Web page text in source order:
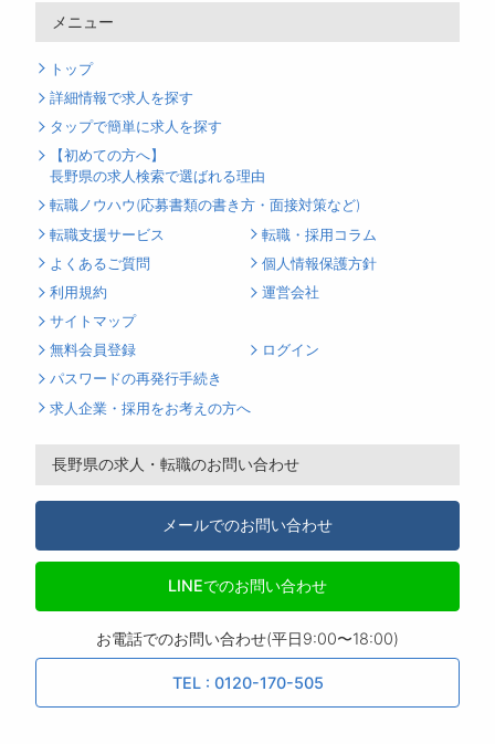
メニュー
トップ
詳細情報で求人を探す
タップで簡単に求人を探す
【初めての方へ】
長野県の求人検索で選ばれる理由
転職ノウハウ(応募書類の書き方・面接対策など)
転職支援サービス
転職・採用コラム
よくあるご質問
個人情報保護方針
利用規約
運営会社
サイトマップ
無料会員登録
ログイン
パスワードの再発行手続き
求人企業・採用をお考えの方へ
長野県の求人・転職のお問い合わせ
メールでのお問い合わせ
LINEでのお問い合わせ
お電話でのお問い合わせ(平日9:00〜18:00)
TEL : 0120-170-505